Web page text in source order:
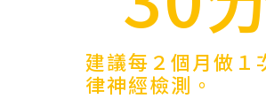
建議每２個月做１
律神經檢測。